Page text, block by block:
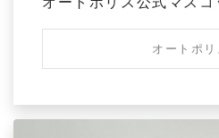
オートポリ